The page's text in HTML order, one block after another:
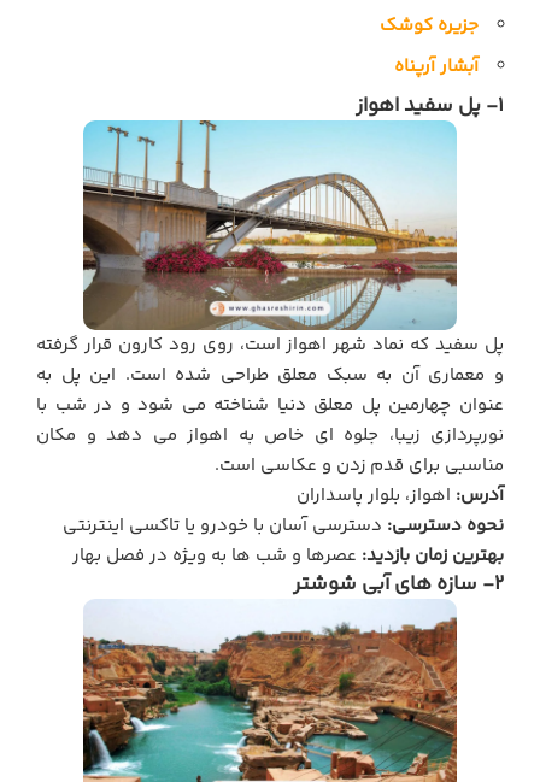
جزیره کوشک
آبشار آرپناه
1- پل سفید اهواز
پل سفید که نماد شهر اهواز است، روی رود کارون قرار گرفته
و معماری آن به سبک معلق طراحی شده است. این پل به
عنوان چهارمین پل معلق دنیا شناخته می شود و در شب با
نورپردازی زیبا، جلوه ای خاص به اهواز می دهد و مکان
مناسبی برای قدم زدن و عکاسی است.
آدرس: اهواز، بلوار پاسداران
نحوه دسترسی: دسترسی آسان با خودرو یا تاکسی اینترنتی
بهترین زمان بازدید: عصرها و شب ها به ویژه در فصل بهار
2- سازه های آبی شوشتر